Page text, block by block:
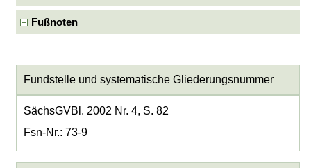
Fußnoten
Fundstelle und systematische Gliederungsnummer
SächsGVBl. 2002 Nr. 4, S. 82
Fsn-Nr.: 73-9